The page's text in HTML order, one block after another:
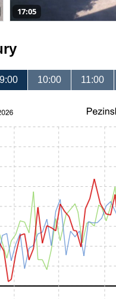
17:05
10:00 11:00